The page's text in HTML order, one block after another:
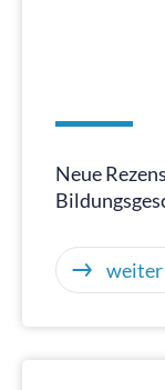
Neue
weiter